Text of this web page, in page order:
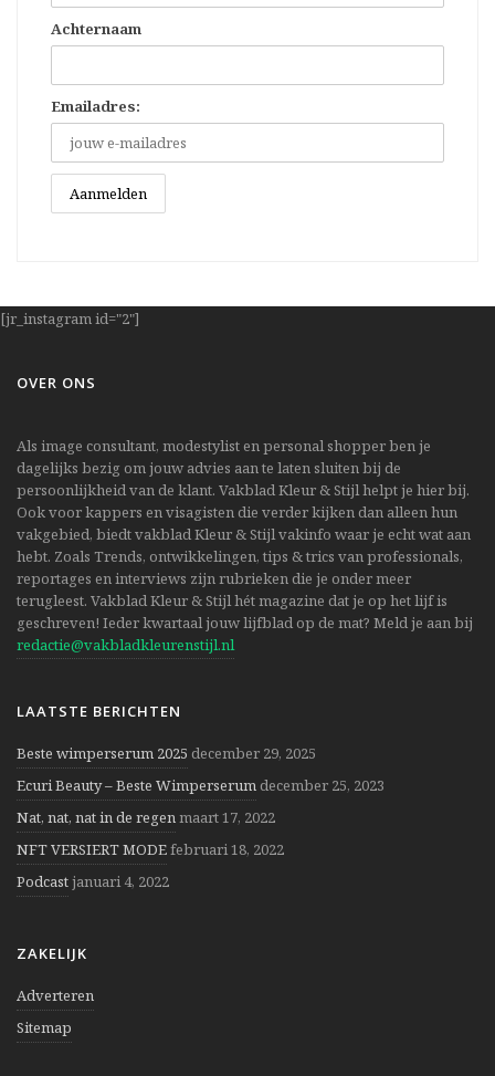
Achternaam
Emailadres:
[jr_instagram id="2"]
OVER ONS
Als image consultant, modestylist en personal shopper ben je
dagelijks bezig om jouw advies aan te laten sluiten bij de
persoonlijkheid van de klant. Vakblad Kleur & Stijl helpt je hier bij.
Ook voor kappers en visagisten die verder kijken dan alleen hun
vakgebied, biedt vakblad Kleur & Stijl vakinfo waar je echt wat aan
hebt. Zoals Trends, ontwikkelingen, tips & trics van professionals,
reportages en interviews zijn rubrieken die je onder meer
terugleest. Vakblad Kleur & Stijl hét magazine dat je op het lijf is
geschreven! Ieder kwartaal jouw lijfblad op de mat? Meld je aan bij
redactie@vakbladkleurenstijl.nl
LAATSTE BERICHTEN
Beste wimperserum 2025 december 29, 2025
Ecuri Beauty – Beste Wimperserum december 25, 2023
Nat, nat, nat in de regenmaart 17, 2022
NFT VERSIERT MODEfebruari 18, 2022
Podcastjanuari 4, 2022
ZAKELIJK
Adverteren
Sitemap